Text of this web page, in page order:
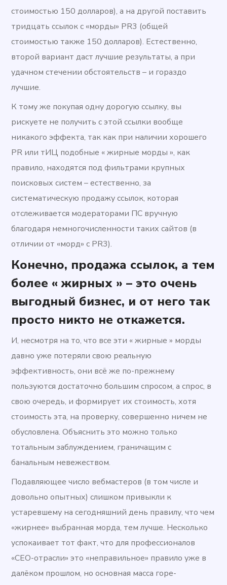
стоимостью 150 долларов), а на другой поставить
тридцать ссылок с «морды» PR3 (общей
стоимостью также 150 долларов). Естественно,
второй вариант даст лучшие результаты, а при
удачном стечении обстоятельств – и гораздо
лучшие.
К тому же покупая одну дорогую ссылку, вы
рискуете не получить с этой ссылки вообще
никакого эффекта, так как при наличии хорошего
PR или тИЦ подобные « жирные морды », как
правило, находятся под фильтрами крупных
поисковых систем – естественно, за
систематическую продажу ссылок, которая
отслеживается модераторами ПС вручную
благодаря немногочисленности таких сайтов (в
отличии от «морд» с PR3).
Конечно, продажа ссылок, а тем
более « жирных » – это очень
выгодный бизнес, и от него так
просто никто не откажется.
И, несмотря на то, что все эти « жирные » морды
давно уже потеряли свою реальную
эффективность, они всё же по-прежнему
пользуются достаточно большим спросом, а спрос, в
свою очередь, и формирует их стоимость, хотя
стоимость эта, на проверку, совершенно ничем не
обусловлена. Объяснить это можно только
тотальным заблуждением, граничащим с
банальным невежеством.
Подавляющее число вебмастеров (в том числе и
довольно опытных) слишком привыкли к
устаревшему на сегодняшний день правилу, что чем
«жирнее» выбранная морда, тем лучше. Несколько
успокаивает тот факт, что для профессионалов
«СЕО-отрасли» это «неправильное» правило уже в
далёком прошлом, но основная масса горе-